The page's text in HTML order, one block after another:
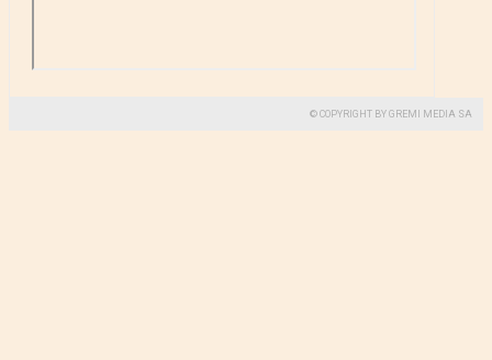
© COPYRIGHT BY GREMI MEDIA SA